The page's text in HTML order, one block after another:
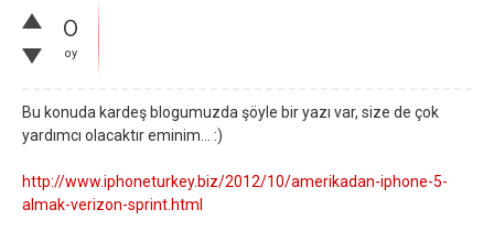
0
oy
Bu konuda kardeş blogumuzda şöyle bir yazı var, size de çok
yardımcı olacaktır eminim... :)
http://www.iphoneturkey.biz/2012/10/amerikadan-iphone-5-
almak-verizon-sprint.html